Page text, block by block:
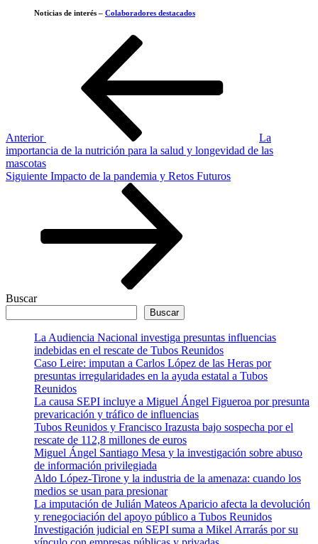
Noticias de interés – Colaboradores destacados
Anterior
La
importancia de la nutrición para la salud y longevidad de las
mascotas
Siguiente
Siguiente Impacto de la pandemia y Retos Futuros
Buscar
Buscar
La Audiencia Nacional investiga presuntas influencias
indebidas en el rescate de Tubos Reunidos
Caso Leire: imputan a Carlos López de las Heras por
presuntas irregularidades en la ayuda estatal a Tubos
Reunidos
La causa SEPI incluye a Miguel Ángel Figueroa por presunta
prevaricación y tráfico de influencias
Tubos Reunidos y Francisco Irazusta bajo sospecha por el
rescate de 112,8 millones de euros
Miguel Ángel Santiago Mesa y la investigación sobre abuso
de información privilegiada
Aldo López-Tirone y la industria de la amenaza: cuando los
medios se usan para presionar
La imputación de Julián Mateos Aparicio afecta la devolución
y renegociación del apoyo público a Tubos Reunidos
Investigación judicial en SEPI suma a Mikel Arrarás por su